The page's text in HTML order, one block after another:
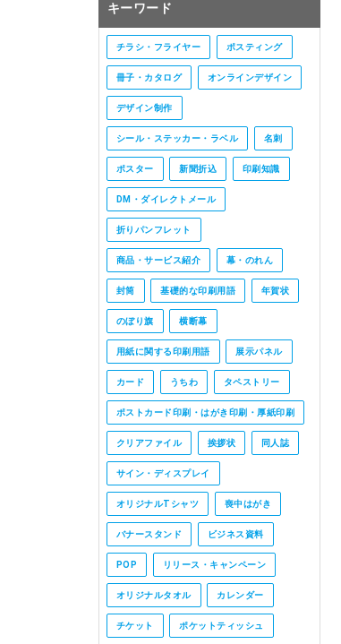
キーワード
チラシ・フライヤー ポスティング
冊子・カタログ オンラインデザイン
デザイン制作
シール・ステッカー・ラベル 名刺
ポスター 新聞折込 印刷知識
DM・ダイレクトメール
折りパンフレット
商品・サービス紹介 幕・のれん
封筒 基礎的な印刷用語 年賀状
のぼり旗 横断幕
用紙に関する印刷用語 展示パネル
カード うちわ タペストリー
ポストカード印刷・はがき印刷・厚紙印刷
クリアファイル 挨拶状 同人誌
サイン・ディスプレイ
オリジナルTシャツ 喪中はがき
バナースタンド ビジネス資料
POP リリース・キャンペーン
オリジナルタオル カレンダー
チケット ポケットティッシュ